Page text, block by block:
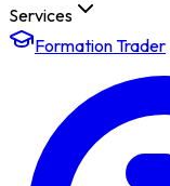
Services
Formation Trader